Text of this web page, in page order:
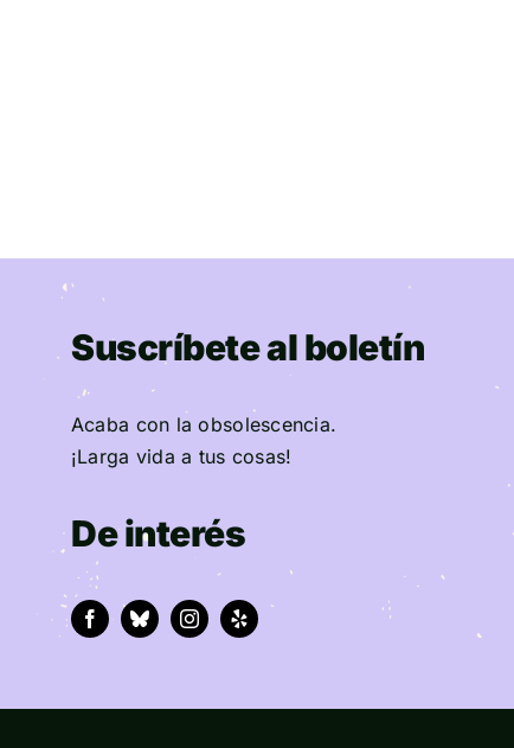
Suscríbete al boletín
Acaba con la obsolescencia.
¡Larga vida a tus cosas!
De interés